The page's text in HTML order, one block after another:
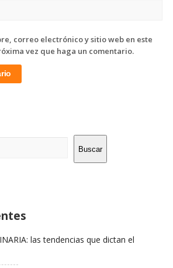
correo electrónico y sitio web en este
vez que haga un comentario.
Buscar
las tendencias que dictan el